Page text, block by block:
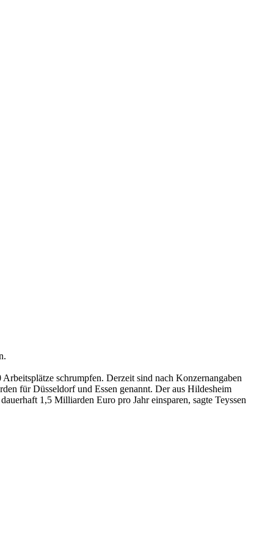
schrumpfen. Derzeit sind nach Konzernangaben
für Düsseldorf und Essen genannt. Der aus Hildesheim
1,5 Milliarden Euro pro Jahr einsparen, sagte Teyssen